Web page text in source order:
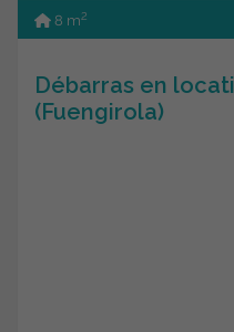
8 m2
Débarras en
(Fuengirola)